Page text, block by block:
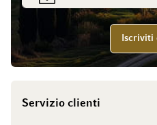
Iscriviti
Servizio clienti